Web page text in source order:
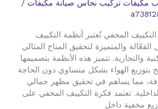
مكيفات تركيب نحاس صيانة مكيفات /
المخفي تُعتبر أنظمة التكييف
والمتميزة لتحقيق المناخ المثالي
والتجارية. تتميز هذه الأنظمة بتصميمها
بتوزيع الهواء بشكل متساوي دون الحاجة
مما يساهم في تحقيق مظهر جمالي
تعتمد فكرة التكييف المخفي على
مخفية داخل